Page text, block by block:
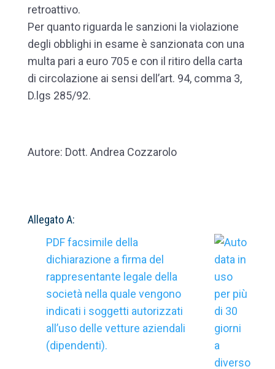
retroattivo.
Per quanto riguarda le sanzioni la violazione
degli obblighi in esame è sanzionata con una
multa pari a euro 705 e con il ritiro della carta
di circolazione ai sensi dell’art. 94, comma 3,
D.lgs 285/92.
Autore: Dott. Andrea Cozzarolo
Allegato A:
PDF facsimile della
dichiarazione a firma del
rappresentante legale della
società nella quale vengono
indicati i soggetti autorizzati
all’uso delle vetture aziendali
(dipendenti).